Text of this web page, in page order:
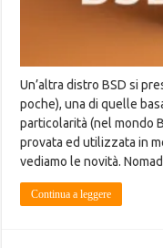
Un’altra distro BSD si
poche), una di quelle
particolarità (nel mondo
provata ed utilizzata in
vediamo le novità.
Continua a leggere